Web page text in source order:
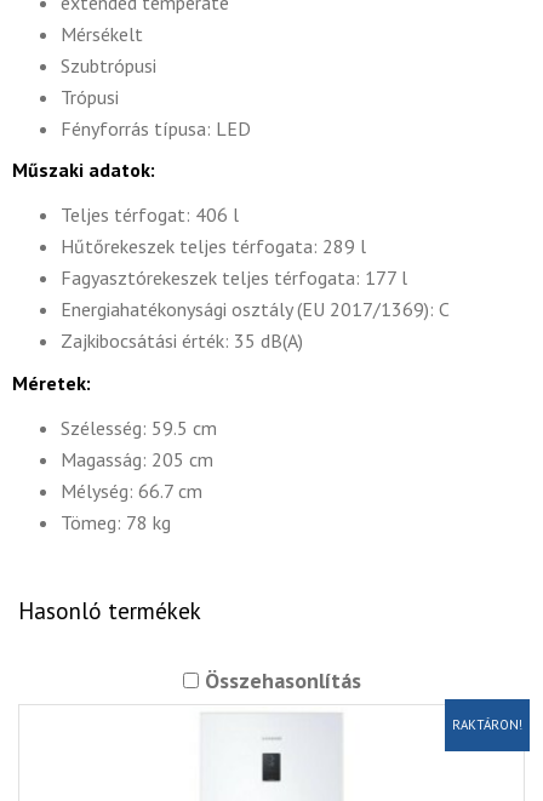
Mérsékelt
Szubtrópusi
Trópusi
Fényforrás típusa: LED
Műszaki adatok:
Teljes térfogat: 406 l
Hűtőrekeszek teljes térfogata: 289 l
Fagyasztórekeszek teljes térfogata: 177 l
Energiahatékonysági osztály (EU 2017/1369): C
Zajkibocsátási érték: 35 dB(A)
Méretek:
Szélesség: 59.5 cm
Magasság: 205 cm
Mélység: 66.7 cm
Tömeg: 78 kg
Hasonló termékek
Összehasonlítás
RAKTÁRON!